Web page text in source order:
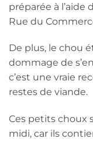
préparée à l’aide
Rue du
De plus, le chou
dommage de
c’est une vraie
restes de viande.
Ces petits choux
midi, car ils